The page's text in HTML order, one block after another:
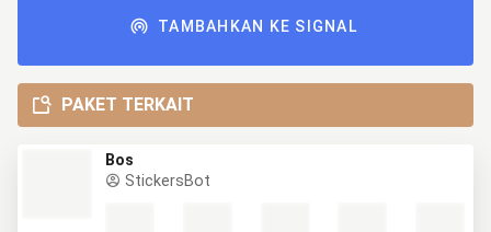
TAMBAHKAN KE SIGNAL
PAKET TERKAIT
Bos
StickersBot